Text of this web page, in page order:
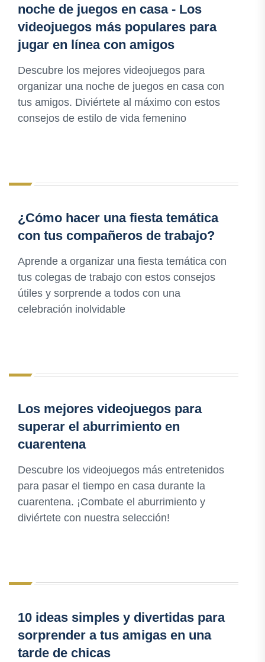
noche de juegos en casa - Los
videojuegos más populares para
jugar en línea con amigos
Descubre los mejores videojuegos para
organizar una noche de juegos en casa con
tus amigos. Diviértete al máximo con estos
consejos de estilo de vida femenino
¿Cómo hacer una fiesta temática
con tus compañeros de trabajo?
Aprende a organizar una fiesta temática con
tus colegas de trabajo con estos consejos
útiles y sorprende a todos con una
celebración inolvidable
Los mejores videojuegos para
superar el aburrimiento en
cuarentena
Descubre los videojuegos más entretenidos
para pasar el tiempo en casa durante la
cuarentena. ¡Combate el aburrimiento y
diviértete con nuestra selección!
10 ideas simples y divertidas para
sorprender a tus amigas en una
tarde de chicas